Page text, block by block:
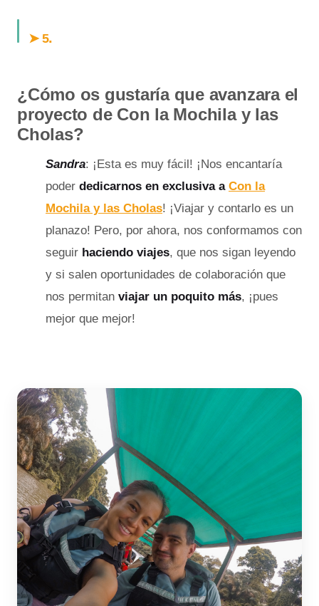
➤ 5.
¿Cómo os gustaría que avanzara el
proyecto de Con la Mochila y las
Cholas?
Sandra: ¡Esta es muy fácil! ¡Nos encantaría
poder dedicarnos en exclusiva a Con la
Mochila y las Cholas! ¡Viajar y contarlo es un
planazo! Pero, por ahora, nos conformamos con
seguir haciendo viajes, que nos sigan leyendo
y si salen oportunidades de colaboración que
nos permitan viajar un poquito más, ¡pues
mejor que mejor!